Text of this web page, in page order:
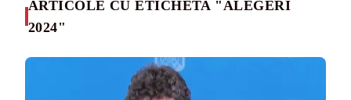
ARTICOLE CU ETICHETA "ALEGERI
2024"